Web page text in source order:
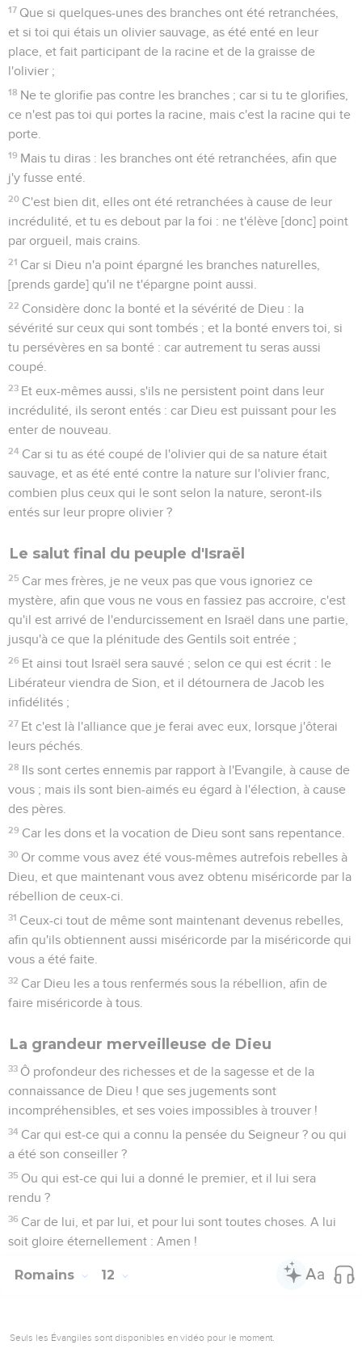
17 Que si quelques-unes des branches ont été retranchées,
et si toi qui étais un olivier sauvage, as été enté en leur
place, et fait participant de la racine et de la graisse de
l'olivier ;
18 Ne te glorifie pas contre les branches ; car si tu te glorifies,
ce n'est pas toi qui portes la racine, mais c'est la racine qui te
porte.
19 Mais tu diras : les branches ont été retranchées, afin que
j'y fusse enté.
20 C'est bien dit, elles ont été retranchées à cause de leur
incrédulité, et tu es debout par la foi : ne t'élève [donc] point
par orgueil, mais crains.
21 Car si Dieu n'a point épargné les branches naturelles,
[prends garde] qu'il ne t'épargne point aussi.
22 Considère donc la bonté et la sévérité de Dieu : la
sévérité sur ceux qui sont tombés ; et la bonté envers toi, si
tu persévères en sa bonté : car autrement tu seras aussi
coupé.
23 Et eux-mêmes aussi, s'ils ne persistent point dans leur
incrédulité, ils seront entés : car Dieu est puissant pour les
enter de nouveau.
24 Car si tu as été coupé de l'olivier qui de sa nature était
sauvage, et as été enté contre la nature sur l'olivier franc,
combien plus ceux qui le sont selon la nature, seront-ils
entés sur leur propre olivier ?
Le salut final du peuple d'Israël
25 Car mes frères, je ne veux pas que vous ignoriez ce
mystère, afin que vous ne vous en fassiez pas accroire, c'est
qu'il est arrivé de l'endurcissement en Israël dans une partie,
jusqu'à ce que la plénitude des Gentils soit entrée ;
26 Et ainsi tout Israël sera sauvé ; selon ce qui est écrit : le
Libérateur viendra de Sion, et il détournera de Jacob les
infidélités ;
27 Et c'est là l'alliance que je ferai avec eux, lorsque j'ôterai
leurs péchés.
28 Ils sont certes ennemis par rapport à l'Evangile, à cause de
vous ; mais ils sont bien-aimés eu égard à l'élection, à cause
des pères.
29 Car les dons et la vocation de Dieu sont sans repentance.
30 Or comme vous avez été vous-mêmes autrefois rebelles à
Dieu, et que maintenant vous avez obtenu miséricorde par la
rébellion de ceux-ci.
31 Ceux-ci tout de même sont maintenant devenus rebelles,
afin qu'ils obtiennent aussi miséricorde par la miséricorde qui
vous a été faite.
32 Car Dieu les a tous renfermés sous la rébellion, afin de
faire miséricorde à tous.
La grandeur merveilleuse de Dieu
33 Ô profondeur des richesses et de la sagesse et de la
connaissance de Dieu ! que ses jugements sont
incompréhensibles, et ses voies impossibles à trouver !
34 Car qui est-ce qui a connu la pensée du Seigneur ? ou qui
a été son conseiller ?
35 Ou qui est-ce qui lui a donné le premier, et il lui sera
rendu ?
36 Car de lui, et par lui, et pour lui sont toutes choses. A lui
soit gloire éternellement : Amen !
Romains 12
Seuls les Évangiles sont disponibles en vidéo pour le moment.